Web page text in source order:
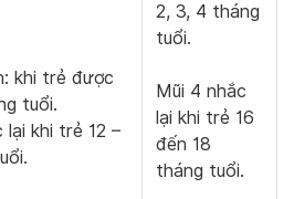
khi trẻ được
tuổi.
lại khi trẻ 12 –
2, 3, 4 tháng
tuổi.
Mũi 4 nhắc
lại khi trẻ 16
đến 18
tháng tuổi.